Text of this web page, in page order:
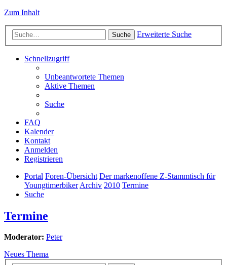
Zum Inhalt
Suche Erweiterte Suche
Schnellzugriff
Unbeantwortete Themen
Aktive Themen
Suche
FAQ
Kalender
Kontakt
Anmelden
Registrieren
Portal Foren-Übersicht Der markenoffene Z-Stammtisch für
Youngtimerbiker Archiv 2010 Termine
Suche
Termine
Moderator: Peter
Neues Thema